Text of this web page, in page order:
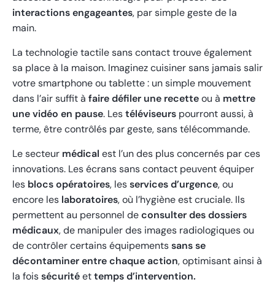
interactions engageantes, par simple geste de la
main.
La technologie tactile sans contact trouve également
sa place à la maison. Imaginez cuisiner sans jamais salir
votre smartphone ou tablette : un simple mouvement
dans l’air suffit à faire défiler une recetteou à mettre
une vidéo en pause. Lestéléviseurs pourront aussi, à
terme, être contrôlés par geste, sans télécommande.
Le secteur médical est l’un des plus concernés par ces
innovations. Les écrans sans contact peuvent équiper
les blocs opératoires, lesservices d’urgence, ou
encore les laboratoires, où l’hygiène est cruciale. Ils
permettent au personnel deconsulter des dossiers
médicaux, de manipuler des images radiologiques ou
de contrôler certains équipementssans se
décontaminer entre chaque action, optimisant ainsi à
la foissécuritéettemps d’intervention.